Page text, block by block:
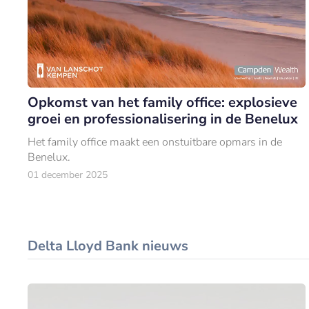
Opkomst van het family office: explosieve
groei en professionalisering in de Benelux
Het family office maakt een onstuitbare opmars in de
Benelux.
01 december 2025
Delta Lloyd Bank nieuws